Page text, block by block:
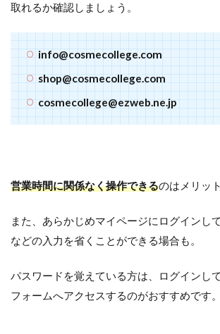
取れるか確認しましょう。
info@cosmecollege.com
shop@cosmecollege.com
cosmecollege@ezweb.ne.jp
営業時間に関係なく操作できるのはメリッ
また、あらかじめマイページにログインし
などの入力を省くことができる場合も。
パスワードを覚えている方は、ログインし
フォームへアクセスするのがおすすめです。